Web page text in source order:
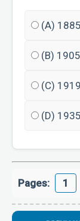
(A)
(B)
(C)
(D)
Pages: 1